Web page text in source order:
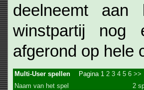
deelneemt
winstpartij
afgerond op hele
Multi-User spellen Pagina 1 2 3 4 5 6 >>
Naam van het spel
2